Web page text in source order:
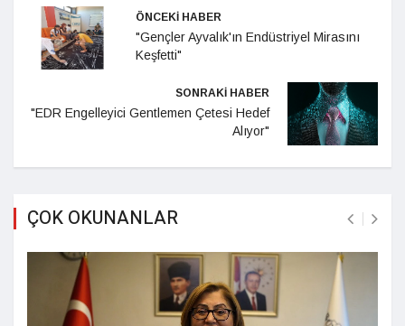
ÖNCEKİ HABER
"Gençler Ayvalık'ın Endüstriyel Mirasını
Keşfetti"
SONRAKİ HABER
"EDR Engelleyici Gentlemen Çetesi Hedef
Alıyor"
ÇOK OKUNANLAR